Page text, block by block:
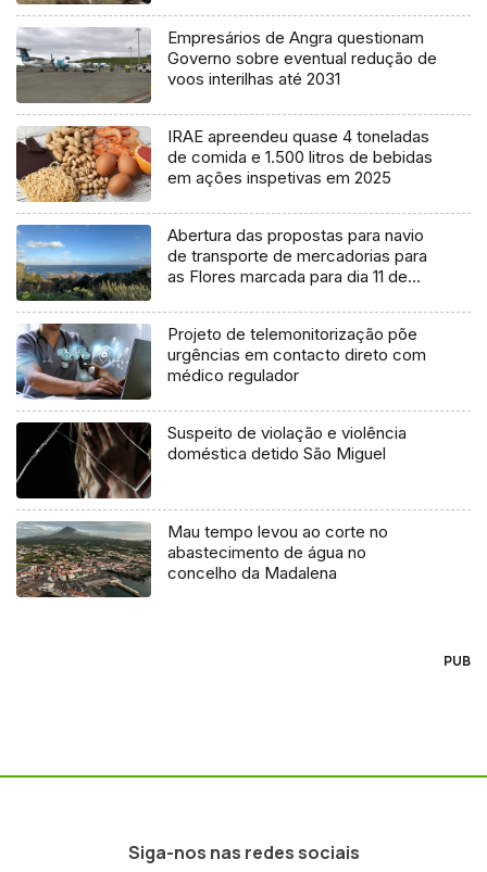
Empresários de Angra questionam
Governo sobre eventual redução de
voos interilhas até 2031
IRAE apreendeu quase 4 toneladas
de comida e 1.500 litros de bebidas
em ações inspetivas em 2025
Abertura das propostas para navio
de transporte de mercadorias para
as Flores marcada para dia 11 de
Projeto de telemonitorização põe
urgências em contacto direto com
médico regulador
Suspeito de violação e violência
doméstica detido São Miguel
Mau tempo levou ao corte no
abastecimento de água no
concelho da Madalena
PUB
Siga-nos nas redes sociais